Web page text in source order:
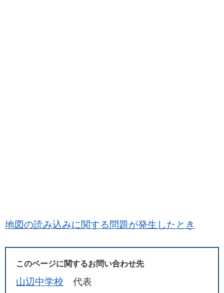
地図の読み込みに関する問題が発生したとき
このページに関するお問い合わせ先
山辺中学校
代表